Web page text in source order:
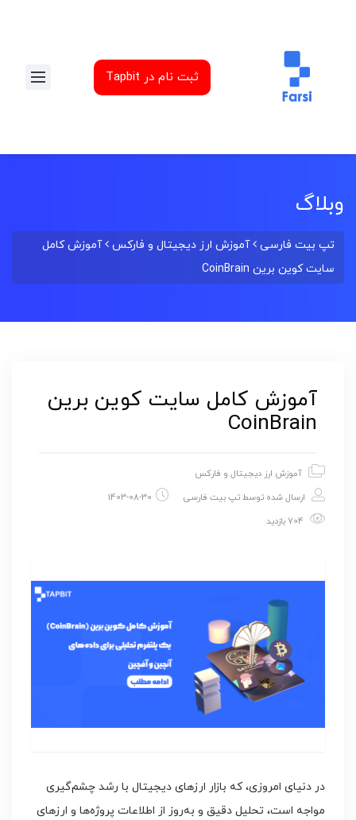
ثبت نام در Tapbit
وبلاگ
تپ بیت فارسی آموزش ارز دیجیتال و فارکس
آموزش کامل
سایت کوین برین CoinBrain
آموزش کامل سایت کوین برین
CoinBrain
آموزش ارز دیجیتال و فارکس
ارسال شده توسطتپ بیت فارسی
1403-08-30
در دنیای امروزی، که بازار ارزهای دیجیتال با رشد چشم‌گیری
مواجه است، تحلیل دقیق و به‌روز از اطلاعات پروژه‌ها و ارزهای